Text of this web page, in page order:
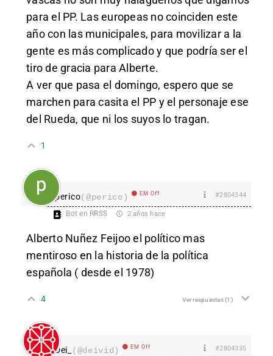
para el PP. Las europeas no coinciden este
año con las municipales, para movilizar a la
gente es más complicado y que podría ser el
tiro de gracia para Alberte.
A ver que pasa el domingo, espero que se
marchen para casita el PP y el personaje ese
del Rueda, que ni los suyos lo tragan.
1
perico(@perico) EM Off #2804344
Bot en RRSS 2 años hace
Alberto Nuñez Feijoo el político mas
mentiroso en la historia de la política
española ( desde el 1978)
4 Ver respuestas(1)
Dei_ (@deivid) EM Off #2804335